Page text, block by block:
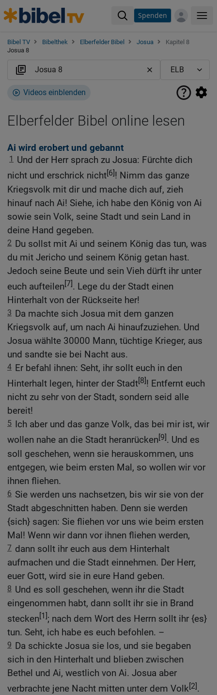
Spenden
Bibel TV Bibelthek Elberfelder Bibel Josua
Kapitel 8
Josua 8
Videos einblenden
Elberfelder Bibel online lesen
Ai wird erobert und gebannt
1
Und der Herr sprach zu Josua: Fürchte dich
nicht und erschrick nicht[6]! Nimm das ganze
Kriegsvolk mit dir und mache dich auf, zieh
hinauf nach Ai! Siehe, ich habe den König von Ai
sowie sein Volk, seine Stadt und sein Land in
deine Hand gegeben.
2 Du sollst mit Ai und seinem König das tun, was
du mit Jericho und seinem König getan hast.
Jedoch seine Beute und sein Vieh dürft ihr unter
euch aufteilen[7]. Lege du der Stadt einen
Hinterhalt von der Rückseite her!
3 Da machte sich Josua mit dem ganzen
Kriegsvolk auf, um nach Ai hinaufzuziehen. Und
Josua wählte 30000 Mann, tüchtige Krieger, aus
und sandte sie bei Nacht aus.
4 Er befahl ihnen: Seht, ihr sollt euch in den
Hinterhalt legen, hinter der Stadt[8]! Entfernt euch
nicht zu sehr von der Stadt, sondern seid alle
bereit!
5 Ich aber und das ganze Volk, das bei mir ist, wir
wollen nahe an die Stadt heranrücken[9]. Und es
soll geschehen, wenn sie herauskommen, uns
entgegen, wie beim ersten Mal, so wollen wir vor
ihnen fliehen.
6 Sie werden uns nachsetzen, bis wir sie von der
Stadt abgeschnitten haben. Denn sie werden
{sich} sagen: Sie fliehen vor uns wie beim ersten
Mal! Wenn wir dann vor ihnen fliehen werden,
7 dann sollt ihr euch aus dem Hinterhalt
aufmachen und die Stadt einnehmen. Der Herr,
euer Gott, wird sie in eure Hand geben.
8 Und es soll geschehen, wenn ihr die Stadt
eingenommen habt, dann sollt ihr sie in Brand
stecken[1]; nach dem Wort des Herrn sollt ihr {es}
tun. Seht, ich habe es euch befohlen. –
9 Da schickte Josua sie los, und sie begaben
sich in den Hinterhalt und blieben zwischen
Bethel und Ai, westlich von Ai. Josua aber
verbrachte jene Nacht mitten unter dem Volk[2].